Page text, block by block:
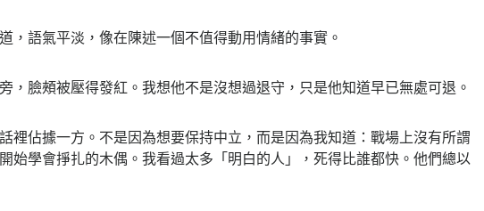
語氣平淡，像在陳述一個不值得動用情緒的事實。
臉頰被壓得發紅。我想他不是沒想過退守，只是他知道早已無處可退。
佔據一方。不是因為想要保持中立，而是因為我知道：戰場上沒有所謂
始學會掙扎的木偶。我看過太多「明白的人」，死得比誰都快。他們總以